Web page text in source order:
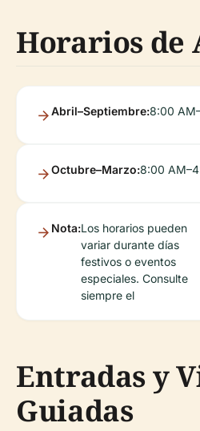
Horarios de
Abril–Septiembre:8:00
Octubre–Marzo:8:00
Nota:Los horarios pueden
variar durante días
festivos o eventos
especiales. Consulte
siempre el
Entradas y
Guiadas